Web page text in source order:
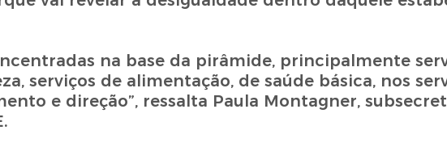
na base da pirâmide, principalmente
serviços de alimentação, de saúde básica, nos
e direção”, ressalta Paula Montagner,